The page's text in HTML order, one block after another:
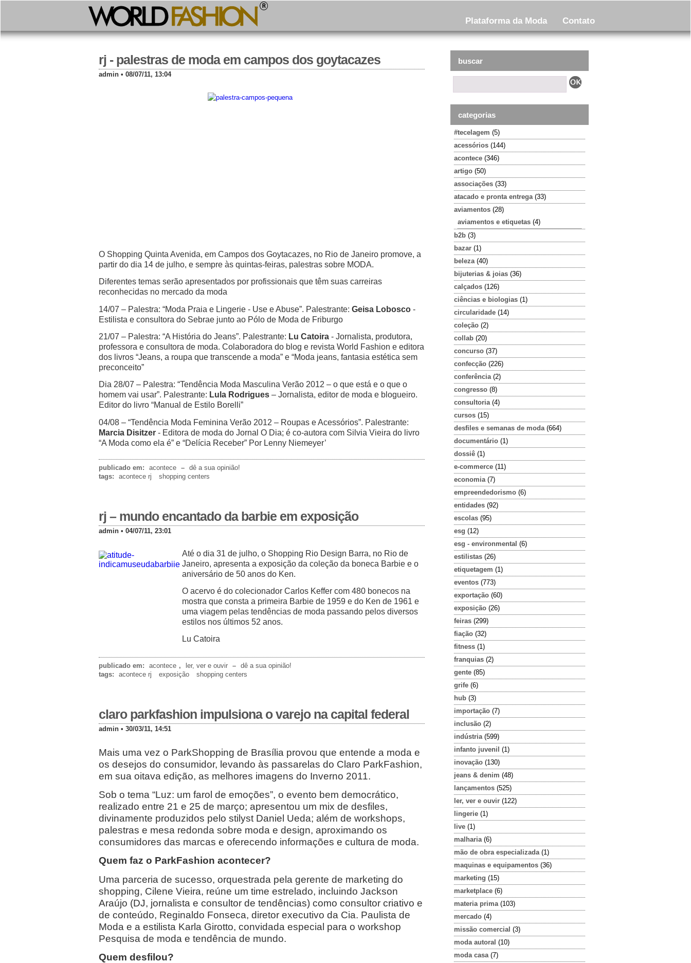
Plataforma da Moda Contato
buscar
categorias
#tecelagem (5)
acessórios (144)
acontece (346)
artigo (50)
associações (33)
atacado e pronta entrega (33)
aviamentos (28)
aviamentos e etiquetas (4)
b2b (3)
bazar (1)
beleza (40)
bijuterias & joias (36)
calçados (126)
ciências e biologias (1)
circularidade (14)
coleção (2)
collab (20)
concurso (37)
confecção (226)
conferência (2)
congresso (8)
consultoria (4)
cursos (15)
desfiles e semanas de moda (664)
documentário (1)
dossiê (1)
e-commerce (11)
economia (7)
empreendedorismo (6)
entidades (92)
escolas (95)
esg (12)
esg - environmental (6)
estilistas (26)
etiquetagem (1)
eventos (773)
exportação (60)
exposição (26)
feiras (299)
fiação (32)
fitness (1)
franquias (2)
gente (85)
grife (6)
hub (3)
importação (7)
inclusão (2)
indústria (599)
infanto juvenil (1)
inovação (130)
jeans & denim (48)
lançamentos (525)
ler, ver e ouvir (122)
lingerie (1)
live (1)
malharia (6)
mão de obra especializada (1)
maquinas e equipamentos (36)
marketing (15)
marketplace (6)
materia prima (103)
mercado (4)
missão comercial (3)
moda autoral (10)
moda casa (7)
rj - palestras de moda em campos dos goytacazes
admin • 08/07/11, 13:04
O Shopping Quinta Avenida, em Campos dos Goytacazes, no Rio de Janeiro promove, a
partir do dia 14 de julho, e sempre às quintas-feiras, palestras sobre MODA.
Diferentes temas serão apresentados por profissionais que têm suas carreiras
reconhecidas no mercado da moda
14/07 – Palestra: “Moda Praia e Lingerie - Use e Abuse”. Palestrante: Geisa Lobosco -
Estilista e consultora do Sebrae junto ao Pólo de Moda de Friburgo
21/07 – Palestra: “A História do Jeans”. Palestrante: Lu Catoira - Jornalista, produtora,
professora e consultora de moda. Colaboradora do blog e revista World Fashion e editora
dos livros “Jeans, a roupa que transcende a moda” e “Moda jeans, fantasia estética sem
preconceito”
Dia 28/07 – Palestra: “Tendência Moda Masculina Verão 2012 – o que está e o que o
homem vai usar”. Palestrante: Lula Rodrigues – Jornalista, editor de moda e blogueiro.
Editor do livro “Manual de Estilo Borelli”
04/08 – “Tendência Moda Feminina Verão 2012 – Roupas e Acessórios”. Palestrante:
Marcia Disitzer - Editora de moda do Jornal O Dia; é co-autora com Silvia Vieira do livro
“A Moda como ela é” e “Delícia Receber” Por Lenny Niemeyer’
publicado em: acontece – dê a sua opinião!
tags:
acontece rj shopping centers
rj – mundo encantado da barbie em exposição
admin • 04/07/11, 23:01
Até o dia 31 de julho, o Shopping Rio Design Barra, no Rio de
Janeiro, apresenta a exposição da coleção da boneca Barbie e o
aniversário de 50 anos do Ken.
O acervo é do colecionador Carlos Keffer com 480 bonecos na
mostra que consta a primeira Barbie de 1959 e do Ken de 1961 e
uma viagem pelas tendências de moda passando pelos diversos
estilos nos últimos 52 anos.
Lu Catoira
publicado em: acontece , ler, ver e ouvir – dê a sua opinião!
tags:
acontece rj exposição shopping centers
claro parkfashion impulsiona o varejo na capital federal
admin • 30/03/11, 14:51
Mais uma vez o ParkShopping de Brasília provou que entende a moda e
os desejos do consumidor, levando às passarelas do Claro ParkFashion,
em sua oitava edição, as melhores imagens do Inverno 2011.
Sob o tema “Luz: um farol de emoções”, o evento bem democrático,
realizado entre 21 e 25 de março; apresentou um mix de desfiles,
divinamente produzidos pelo stilyst Daniel Ueda; além de workshops,
palestras e mesa redonda sobre moda e design, aproximando os
consumidores das marcas e oferecendo informações e cultura de moda.
Quem faz o ParkFashion acontecer?
Uma parceria de sucesso, orquestrada pela gerente de marketing do
shopping, Cilene Vieira, reúne um time estrelado, incluindo Jackson
Araújo (DJ, jornalista e consultor de tendências) como consultor criativo e
de conteúdo, Reginaldo Fonseca, diretor executivo da Cia. Paulista de
Moda e a estilista Karla Girotto, convidada especial para o workshop
Pesquisa de moda e tendência de mundo.
Quem desfilou?